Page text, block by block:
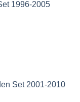
1996-2005
Set 2001-2010